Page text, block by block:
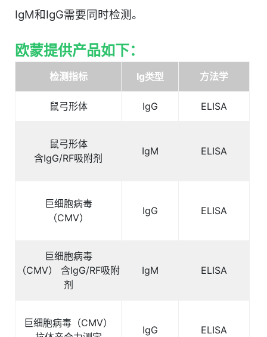
IgM和IgG需要同时检测。
欧蒙提供产品如下：
检测指标 Ig类型 方法学
鼠弓形体 IgG ELISA
鼠弓形体
含IgG/RF吸附剂
IgM ELISA
巨细胞病毒
（CMV）
IgG ELISA
巨细胞病毒
（CMV） 含IgG/RF吸附
剂
IgM ELISA
巨细胞病毒（CMV）
IgG ELISA